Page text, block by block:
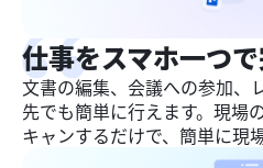
仕事をスマホ一つ
文書の編集、会議への参加、
先でも簡単に行えます。現場
キャンするだけで、簡単に現